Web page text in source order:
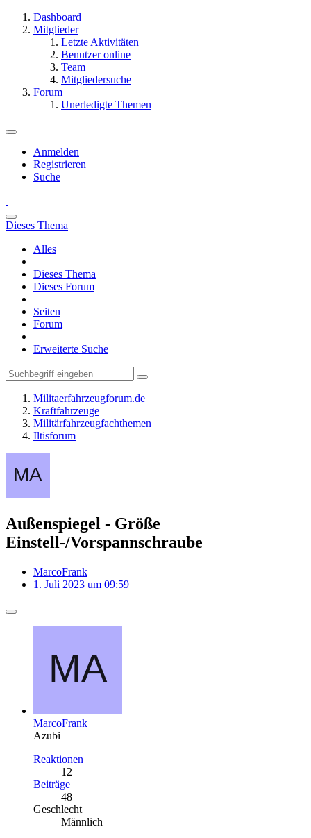
Dashboard
Mitglieder
Letzte Aktivitäten
Benutzer online
Team
Mitgliedersuche
Forum
Unerledigte Themen
Anmelden
Registrieren
Suche
Dieses Thema
Alles
Dieses Thema
Dieses Forum
Seiten
Forum
Erweiterte Suche
Militaerfahrzeugforum.de
Kraftfahrzeuge
Militärfahrzeugfachthemen
Iltisforum
Außenspiegel - Größe
Einstell-/Vorspannschraube
MarcoFrank
1. Juli 2023 um 09:59
MarcoFrank
Azubi
Reaktionen
12
Beiträge
48
Geschlecht
Männlich